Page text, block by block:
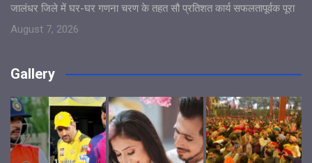
जालंधर जिले में घर-घर गणना चरण के तहत सौ प्रतिशत कार्य सफलतापूर्वक पूरा
August 7, 2026
Gallery